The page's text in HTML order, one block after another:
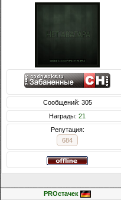
Сообщений: 305
Награды: 21
Репутация:
684
PROстачек